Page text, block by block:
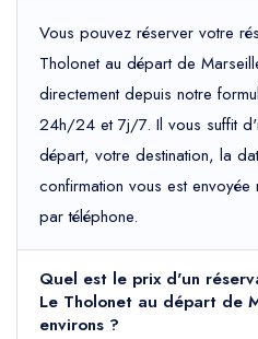
Vous pouvez réserver votre
Tholonet au départ de
directement depuis notre
24h/24 et 7j/7. Il vous suffit
départ, votre destination, la
confirmation vous est
par téléphone.
Quel est le prix d'un
Le Tholonet au départ de
environs ?